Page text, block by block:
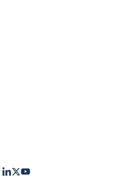
LinkedIn
TwitterYoutube